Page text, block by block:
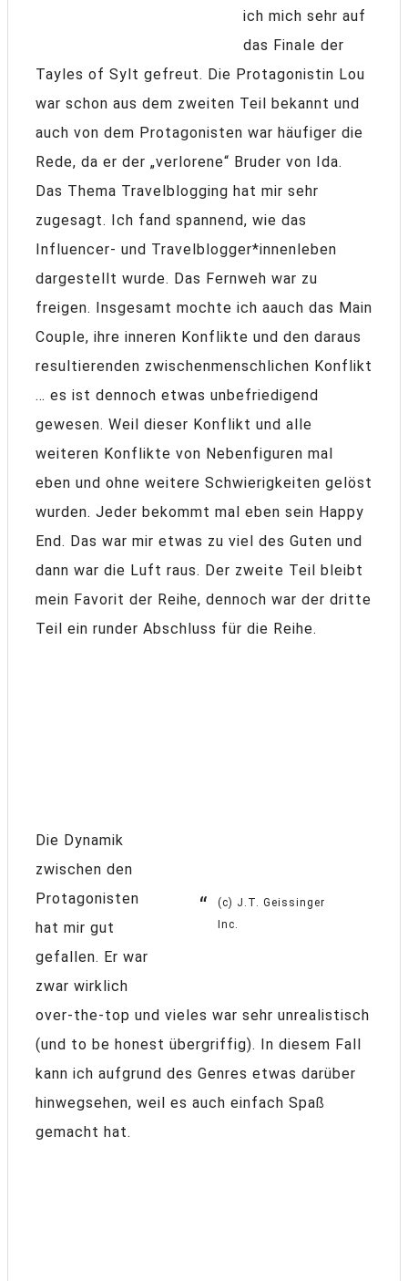
ich mich sehr auf
das Finale der
Tayles of Sylt gefreut. Die Protagonistin Lou
war schon aus dem zweiten Teil bekannt und
auch von dem Protagonisten war häufiger die
Rede, da er der „verlorene“ Bruder von Ida.
Das Thema Travelblogging hat mir sehr
zugesagt. Ich fand spannend, wie das
Influencer- und Travelblogger*innenleben
dargestellt wurde. Das Fernweh war zu
freigen. Insgesamt mochte ich aauch das Main
Couple, ihre inneren Konflikte und den daraus
resultierenden zwischenmenschlichen Konflikt
… es ist dennoch etwas unbefriedigend
gewesen. Weil dieser Konflikt und alle
weiteren Konflikte von Nebenfiguren mal
eben und ohne weitere Schwierigkeiten gelöst
wurden. Jeder bekommt mal eben sein Happy
End. Das war mir etwas zu viel des Guten und
dann war die Luft raus. Der zweite Teil bleibt
mein Favorit der Reihe, dennoch war der dritte
Teil ein runder Abschluss für die Reihe.
(c) J.T. Geissinger
Inc.
Die Dynamik
zwischen den
Protagonisten
hat mir gut
gefallen. Er war
zwar wirklich
over-the-top und vieles war sehr unrealistisch
(und to be honest übergriffig). In diesem Fall
kann ich aufgrund des Genres etwas darüber
hinwegsehen, weil es auch einfach Spaß
gemacht hat.